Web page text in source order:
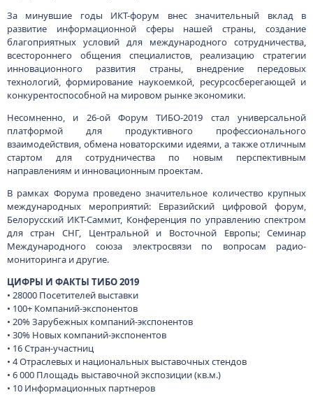
За минувшие годы ИКТ-форум внес значительный вклад в
развитие информационной сферы нашей страны, создание
благоприятных условий для международного сотрудничества,
всестороннего общения специалистов, реализацию стратегии
инновационного развития страны, внедрение передовых
технологий, формирование наукоемкой, ресурсосберегающей и
конкурентоспособной на мировом рынке экономики.
Несомненно, и 26-ой Форум ТИБО-2019 стал универсальной
платформой для продуктивного профессионального
взаимодействия, обмена новаторскими идеями, а также отличным
стартом для сотрудничества по новым перспективным
направлениям и инновационным проектам.
В рамках Форума проведено значительное количество крупных
международных мероприятий: Евразийский цифровой форум,
Белорусский ИКТ-Саммит, Конференция по управлению спектром
для стран СНГ, Центральной и Восточной Европы; Семинар
Международного союза электросвязи по вопросам радио-
мониторинга и другие.
ЦИФРЫ И ФАКТЫ ТИБО 2019
• 28000 Посетителей выставки
• 100+ Компаний-экспонентов
• 20% Зарубежных компаний-экспонентов
• 30% Новых компаний-экспонентов
• 16 Стран-участниц
• 4 Отраслевых и национальных выставочных стендов
• 6 000 Площадь выставочной экспозиции (кв.м.)
• 10 Информационных партнеров